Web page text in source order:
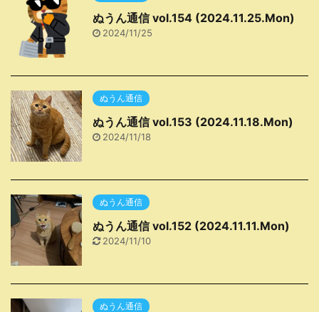
ぬうん通信 vol.154 (2024.11.25.Mon)
2024/11/25
ぬうん通信
ぬうん通信 vol.153 (2024.11.18.Mon)
2024/11/18
ぬうん通信
ぬうん通信 vol.152 (2024.11.11.Mon)
2024/11/10
ぬうん通信